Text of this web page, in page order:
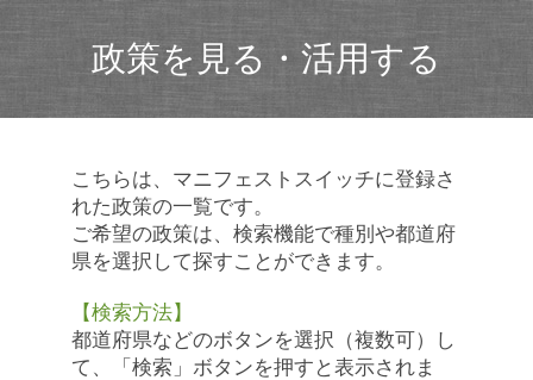
政策を見る・活用する
こちらは、マニフェストスイッチに登録さ
れた政策の一覧です。
ご希望の政策は、検索機能で種別や都道府
県を選択して探すことができます。
【検索方法】
都道府県などのボタンを選択（複数可）し
て、「検索」ボタンを押すと表示されま